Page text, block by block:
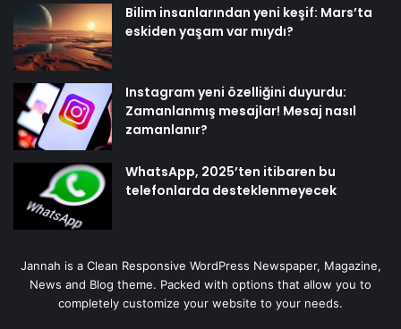
Bilim insanlarından yeni keşif: Mars’ta
eskiden yaşam var mıydı?
Instagram yeni özelliğini duyurdu:
Zamanlanmış mesajlar! Mesaj nasıl
zamanlanır?
WhatsApp, 2025’ten itibaren bu
telefonlarda desteklenmeyecek
Jannah is a Clean Responsive WordPress Newspaper, Magazine,
News and Blog theme. Packed with options that allow you to
completely customize your website to your needs.